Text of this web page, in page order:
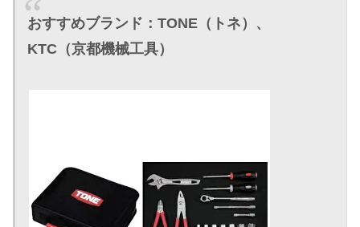
おすすめブランド：TONE（トネ）、
KTC（京都機械工具）